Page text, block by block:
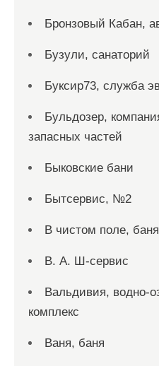
Бронзовый Кабан,
Бузули, санаторий
Буксир73, служба
Бульдозер,
запасных частей
Быковские бани
Бытсервис, №2
В чистом поле, баня
В. А. Ш-сервис
Вальдивия, водно-
комплекс
Ваня, баня